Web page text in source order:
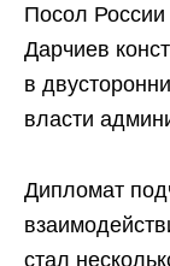
Посол
Дарчиев
в
власти
Дипломат
стал